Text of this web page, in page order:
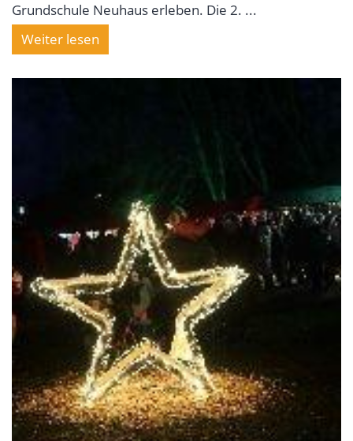
Grundschule Neuhaus erleben. Die 2. ...
Weiter lesen